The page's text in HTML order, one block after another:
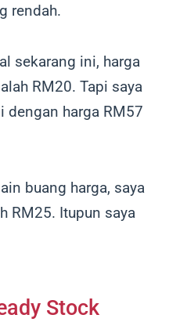
rendah.
sekarang ini, harga
RM20. Tapi saya
dengan harga RM57
buang harga, saya
RM25. Itupun saya
Stock